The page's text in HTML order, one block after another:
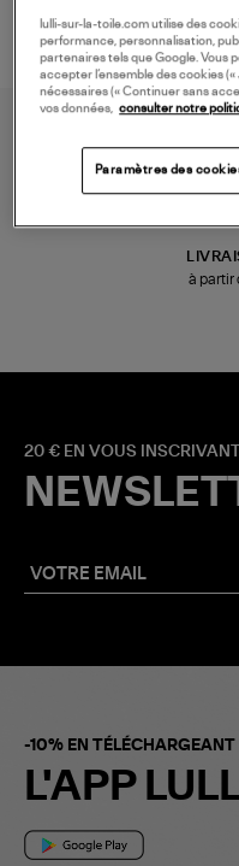
à partir
20 € EN VOUS
-10% EN TÉLÉCHARGEANT
L'APP
lulli-sur-la-toile.com utilise des
performance, personnalisation,
partenaires tels que Google. Vous
accepter l’ensemble des cookies
nécessaires (« Continuer sans
vos données,
consulter notre
Paramètres des